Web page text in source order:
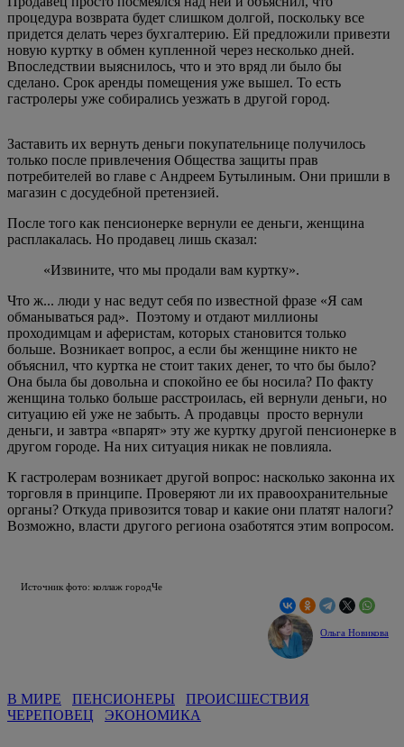
процедура возврата будет слишком долгой, поскольку все
придется делать через бухгалтерию. Ей предложили привезти
новую куртку в обмен купленной через несколько дней.
Впоследствии выяснилось, что и это вряд ли было бы
сделано. Срок аренды помещения уже вышел. То есть
гастролеры уже собирались уезжать в другой город.
Заставить их вернуть деньги покупательнице получилось
только после привлечения Общества защиты прав
потребителей во главе с Андреем Бутылиным. Они пришли в
магазин с досудебной претензией.
После того как пенсионерке вернули ее деньги, женщина
расплакалась. Но продавец лишь сказал:
«Извините, что мы продали вам куртку».
Что ж... люди у нас ведут себя по известной фразе «Я сам
обманываться рад». Поэтому и отдают миллионы
проходимцам и аферистам, которых становится только
больше. Возникает вопрос, а если бы женщине никто не
объяснил, что куртка не стоит таких денег, то что бы было?
Она была бы довольна и спокойно ее бы носила? По факту
женщина только больше расстроилась, ей вернули деньги, но
ситуацию ей уже не забыть. А продавцы просто вернули
деньги, и завтра «впарят» эту же куртку другой пенсионерке в
другом городе. На них ситуация никак не повлияла.
К гастролерам возникает другой вопрос: насколько законна их
торговля в принципе. Проверяют ли их правоохранительные
органы? Откуда привозится товар и какие они платят налоги?
Возможно, власти другого региона озаботятся этим вопросом.
Источник фото: коллаж городЧе
Ольга Новикова
В МИРЕ ПЕНСИОНЕРЫ
ПРОИСШЕСТВИЯ
ЧЕРЕПОВЕЦ
ЭКОНОМИКА